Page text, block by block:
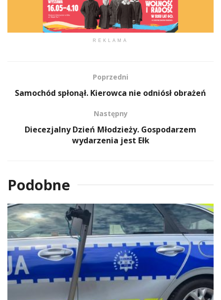
REKLAMA
Poprzedni
Samochód spłonął. Kierowca nie odniósł obrażeń
Następny
Diecezjalny Dzień Młodzieży. Gospodarzem
wydarzenia jest Ełk
Podobne